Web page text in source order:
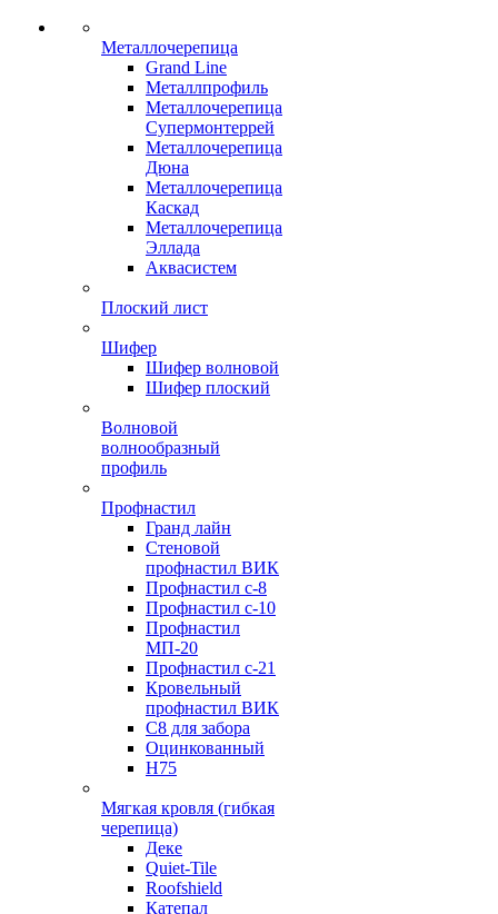
Металлочерепица
Grand Line
Металлпрофиль
Металлочерепица
Супермонтеррей
Металлочерепица
Дюна
Металлочерепица
Каскад
Металлочерепица
Эллада
Аквасистем
Плоский лист
Шифер
Шифер волновой
Шифер плоский
Волновой
волнообразный
профиль
Профнастил
Гранд лайн
Стеновой
профнастил ВИК
Профнастил с-8
Профнастил с-10
Профнастил
МП-20
Профнастил с-21
Кровельный
профнастил ВИК
С8 для забора
Оцинкованный
Н75
Мягкая кровля (гибкая
черепица)
Деке
Quiet-Tile
Roofshield
Катепал